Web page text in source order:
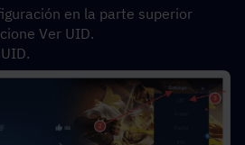
en la parte superior
Ver UID.